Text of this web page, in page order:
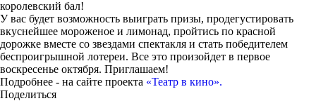
королевский бал!
У вас будет возможность выиграть призы, продегустировать
вкуснейшее мороженое и лимонад, пройтись по красной
дорожке вместе со звездами спектакля и стать победителем
беспроигрышной лотереи. Все это произойдет в первое
воскресенье октября. Приглашаем!
Подробнее - на сайте проекта «Театр в кино».
Поделиться